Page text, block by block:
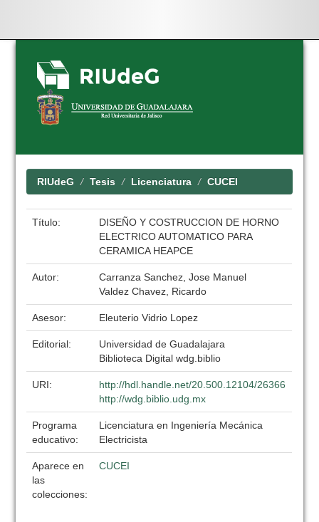
Skip
navigation
RIUdeG Tesis Licenciatura CUCEI
Título:
DISEÑO Y COSTRUCCION DE HORNO
ELECTRICO AUTOMATICO PARA
CERAMICA HEAPCE
Autor:
Carranza Sanchez, Jose Manuel
Valdez Chavez, Ricardo
Asesor: Eleuterio Vidrio Lopez
Editorial:
Universidad de Guadalajara
Biblioteca Digital wdg.biblio
URI:
http://hdl.handle.net/20.500.12104/26366
http://wdg.biblio.udg.mx
Programa
educativo:
Licenciatura en Ingeniería Mecánica
Electricista
Aparece en
las
colecciones:
CUCEI